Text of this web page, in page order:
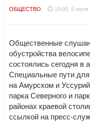
ОБЩЕСТВО 19:00, 9 июля
Общественные
обустройства
состоялись сегодня в
Специальные пути для
на Амурском и
парка Северного и
районах краевой
ссылкой на пресс-